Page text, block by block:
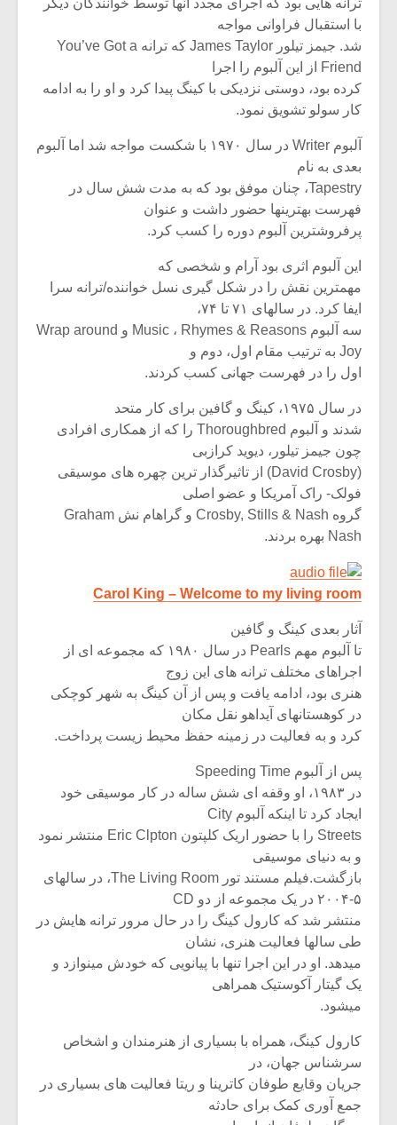
ترانه هایی بود که اجرای مجدد آنها توسط خوانندگان دیگر
با استقبال فراوانی مواجه
شد. جیمز تیلور James Taylor که ترانه You’ve Got a
Friend از این آلبوم را اجرا
کرده بود، دوستی نزدیکی با کینگ پیدا کرد و او را به ادامه
کار سولو تشویق نمود.
آلبوم Writer در سال ۱۹۷۰ با شکست مواجه شد اما آلبوم
بعدی به نام
Tapestry، چنان موفق بود که به مدت شش سال در
فهرست بهترینها حضور داشت و عنوان
پرفروشترین آلبوم دوره را کسب کرد.
این آلبوم اثری بود آرام و شخصی که
مهمترین نقش را در شکل گیری نسل خواننده/ترانه سرا
ایفا کرد. در سالهای ۷۱ تا ۷۴،
سه آلبوم Music ، Rhymes & Reasons و Wrap around
Joy به ترتیب مقام اول، دوم و
اول را در فهرست جهانی کسب کردند.
در سال ۱۹۷۵، کینگ و گافین برای کار متحد
شدند و آلبوم Thoroughbred را که از همکاری افرادی
چون جیمز تیلور، دیوید کرازبی
(David Crosby) از تاثیرگذار ترین چهره های موسیقی
فولک- راک آمریکا و عضو اصلی
گروه Crosby, Stills & Nash و گراهام نش Graham
Nash بهره بردند.
Carol King – Welcome to my living room
آثار بعدی کینگ و گافین
تا آلبوم مهم Pearls در سال ۱۹۸۰ که مجموعه ای از
اجراهای مختلف ترانه های این زوج
هنری بود، ادامه یافت و پس از آن کینگ به شهر کوچکی
در کوهستانهای آیداهو نقل مکان
کرد و به فعالیت در زمینه حفظ محیط زیست پرداخت.
پس از آلبوم Speeding Time
در ۱۹۸۳، او وقفه ای شش ساله در کار موسیقی خود
ایجاد کرد تا اینکه آلبوم City
Streets را با حضور اریک کلپتون Eric Clpton منتشر نمود
و به دنیای موسیقی
بازگشت.فیلم مستند تور The Living Room، در سالهای
۵-۲۰۰۴ در یک مجموعه از دو CD
منتشر شد که کارول کینگ را در حال مرور ترانه هایش در
طی سالها فعالیت هنری، نشان
میدهد. او در این اجرا تنها با پیانویی که خودش مینوازد و
یک گیتار آکوستیک همراهی
میشود.
کارول کینگ، همراه با بسیاری از هنرمندان و اشخاص
سرشناس جهان، در
جریان وقایع طوفان کاترینا و ریتا فعالیت های بسیاری در
جمع آوری کمک برای حادثه
میکلوش روژا
یادداشتی بر موسیقی
متن فیلم «متری
شیش و نیم»
اگر نمی توانی
مشهورترین باشی،
بدنام ترین باش
دوره
موسیقی